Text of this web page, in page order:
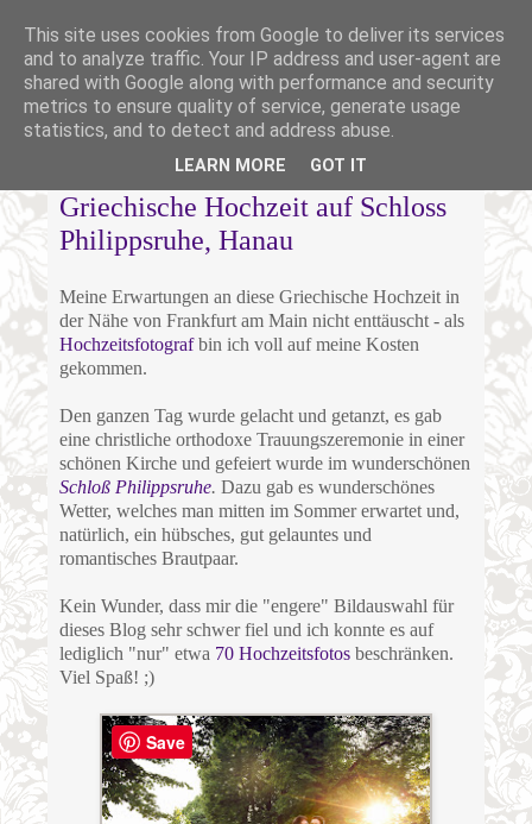
DIENSTAG, 19. NOVEMBER 2013
Griechische Hochzeit auf Schloss
Philippsruhe, Hanau
Meine Erwartungen an diese Griechische Hochzeit in
der Nähe von Frankfurt am Main nicht enttäuscht - als
Hochzeitsfotografbin ich voll auf meine Kosten
gekommen.
Den ganzen Tag wurde gelacht und getanzt, es gab
eine christliche orthodoxe Trauungszeremonie in einer
schönen Kirche und gefeiert wurde im wunderschönen
Schloß Philippsruhe. Dazu gab es wunderschönes
Wetter, welches man mitten im Sommer erwartet und,
natürlich, ein hübsches, gut gelauntes und
romantisches Brautpaar.
Kein Wunder, dass mir die "engere" Bildauswahl für
dieses Blog sehr schwer fiel und ich konnte es auf
lediglich "nur" etwa 70 Hochzeitsfotos beschränken.
Viel Spaß! ;)
This site uses cookies from Google to deliver its services
and to analyze traffic. Your IP address and user-agent are
shared with Google along with performance and security
metrics to ensure quality of service, generate usage
statistics, and to detect and address abuse.
LEARN MORE GOT IT
Save